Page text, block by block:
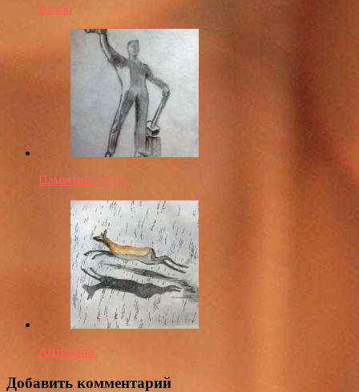
Юмор
Памятник труду
Антилопа
Добавить комментарий